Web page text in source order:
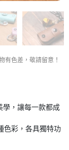
有色差，敬請留意！
學，讓每一款都成
色彩，各具獨特功